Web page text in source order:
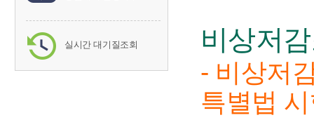
실시간 대기질조회 비상저
- 비상저
특별법